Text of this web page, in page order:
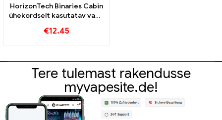
HorizonTech Binaries Cabin
ühekordselt kasutatav vape
€12.45
Tere tulemast rakendusse
myvapesite.de!